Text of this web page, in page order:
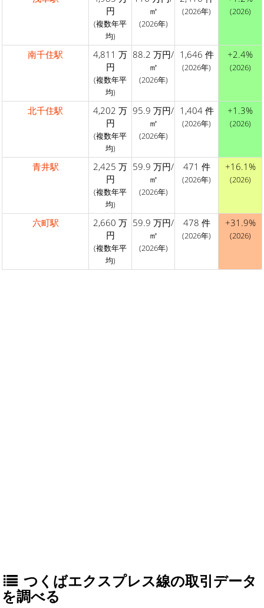
円
(複数年平
均)
㎡
(2026年)
(2026年) (2026)
南千住駅
4,811 万
円
(複数年平
均)
88.2 万円/
㎡
(2026年)
1,646 件
(2026年)
+2.4%
(2026)
北千住駅
4,202 万
円
(複数年平
均)
95.9 万円/
㎡
(2026年)
1,404 件
(2026年)
+1.3%
(2026)
青井駅
2,425 万
円
(複数年平
均)
59.9 万円/
㎡
(2026年)
471 件
(2026年)
+16.1%
(2026)
六町駅
2,660 万
円
(複数年平
均)
59.9 万円/
㎡
(2026年)
478 件
(2026年)
+31.9%
(2026)
つくばエクスプレス線の取引データ
を調べる